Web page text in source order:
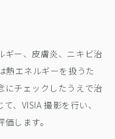
ー、皮膚炎、ニキビ治
熱エネルギーを扱うた
にチェックしたうえで治
、VISIA 撮影を行い、
します。